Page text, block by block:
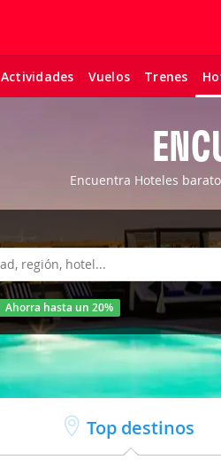
Actividades Vuelos Trenes
Encuentra Hoteles
ahorra hasta un 20%
Top destinos